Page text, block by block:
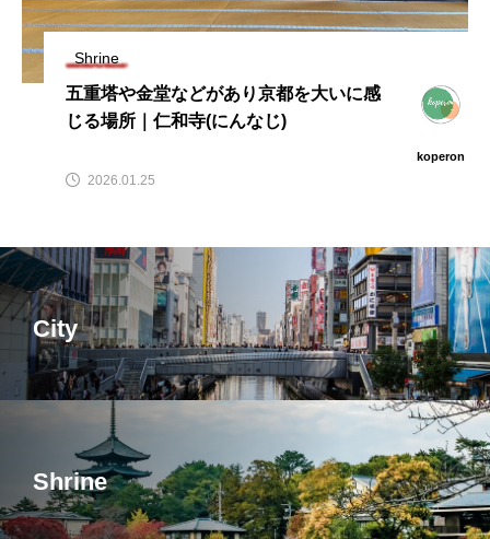
Shrine
五重塔や金堂などがあり京都を大いに感
じる場所｜仁和寺(にんなじ)
koperon
2026.01.25
City
Shrine